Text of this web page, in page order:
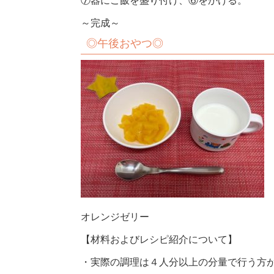
～完成～
◎午後おやつ◎
オレンジゼリー
【材料およびレシピ紹介について】
・実際の調理は４人分以上の分量で行う方